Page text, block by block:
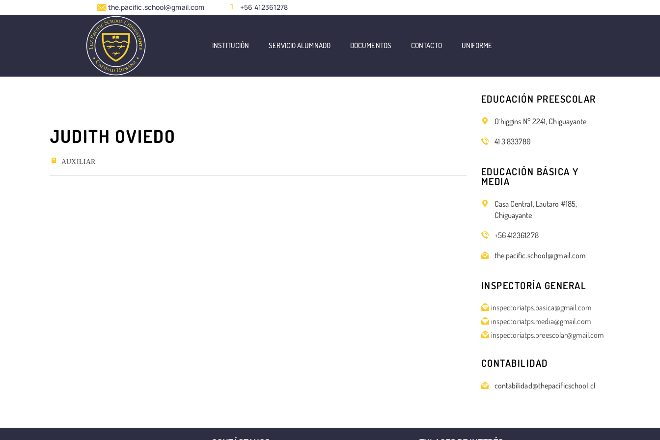
the.pacific.school@gmail.com +56 412361278
INSTITUCIÓN SERVICIO ALUMNADO DOCUMENTOS CONTACTO UNIFORME
JUDITH OVIEDO
AUXILIAR
EDUCACIÓN PREESCOLAR
O´higgins N° 2241, Chiguayante
41 3 833780
EDUCACIÓN BÁSICA Y
MEDIA
Casa Central, Lautaro #185,
Chiguayante
+56 412361278
the.pacific.school@gmail.com
INSPECTORÍA GENERAL
inspectoriatps.basica@gmail.com
inspectoriatps.media@gmail.com
inspectoriatps.preescolar@gmail.com
CONTABILIDAD
contabilidad@thepacificschool.cl